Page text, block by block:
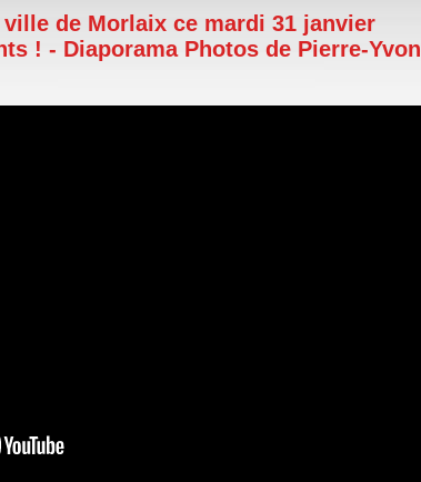
ville de Morlaix ce mardi 31 janvier
! - Diaporama Photos de Pierre-Yvon